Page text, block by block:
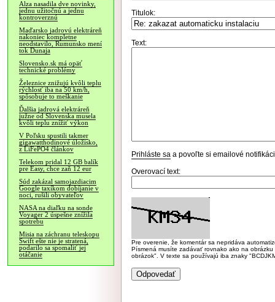
Alza nasadila dve novinky,
jednu užitočnú a jednu
kontroverznú
Maďarsko jadrovú elektráreň
nakoniec kompletne
neodstavilo, Rumunsko mení
tok Dunaja
Slovensko.sk má opäť
technické problémy
Železnice znižujú kvôli teplu
rýchlosť iba na 50 km/h,
spôsobuje to meškanie
Ďalšia jadrová elektráreň
južne od Slovenska musela
kvôli teplu znížiť výkon
V Poľsku spustili takmer
gigawatthodinové úložisko,
z LiFePO4 článkov
Telekom pridal 12 GB balík
pre Easy, chce zaň 12 eur
Súd zakázal samojazdiacim
Google taxíkom dobíjanie v
noci, rušili obyvateľov
NASA na diaľku na sonde
Voyager 2 úspešne znížila
spotrebu
Misia na záchranu teleskopu
Swift ešte nie je stratená,
podarilo sa spomaliť jej
otáčanie
Titulok:
Text:
Prihláste sa a povoľte si emailové
Overovací text:
Pre overenie, že komentár sa nepridáva
Písmená musíte zadávať rovnako ako na
obrázok". V texte sa používajú iba znaky